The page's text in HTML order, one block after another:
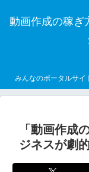
動画作成の稼ぎ
みんなのポータルサイ
「動画作成
ジネスが劇